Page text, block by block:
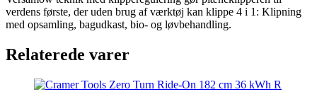
verdens første, der uden brug af værktøj kan klippe 4 i 1: Klipning
med opsamling, bagudkast, bio- og løvbehandling.
Relaterede varer